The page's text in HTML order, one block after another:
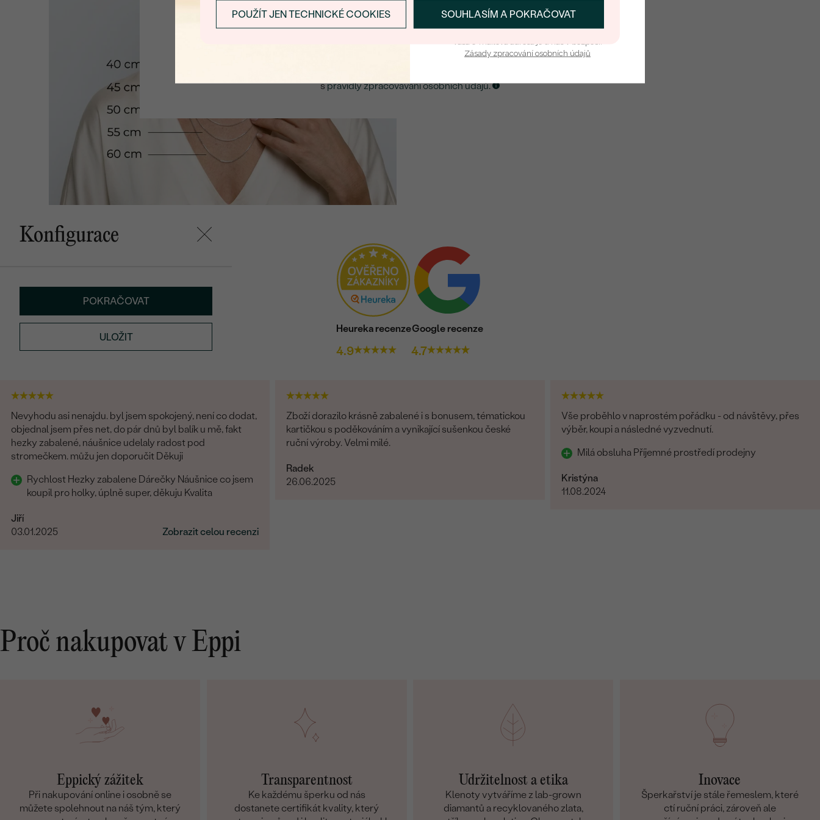
SOUHLASÍM A POKRAČOVAT
POUŽÍT JEN TECHNICKÉ COOKIES
Konfigurace
POKRAČOVAT
ULOŽIT
Heureka recenze
4.9
Google recenze
4.7
Nevyhodu asi nenajdu. byl jsem spokojený, není co dodat,
objednal jsem přes net, do pár dnů byl balík u mě, fakt
hezky zabalené, náušnice udelaly radost pod
stromečkem. můžu jen doporučit Děkuji
Rychlost Hezky zabalene Dárečky Náušnice co jsem
koupil pro holky, úplně super, děkuju Kvalita
Jiří
03.01.2025
Zobrazit celou recenzi
Zboží dorazilo krásně zabalené i s bonusem, tématickou
kartičkou s poděkováním a vynikající sušenkou české
ruční výroby. Velmi milé.
Radek
26.06.2025
Vše proběhlo v naprostém pořádku - od návštěvy, přes
výběr, koupi a následné vyzvednutí.
Milá obsluha Příjemné prostředí prodejny
Kristýna
11.08.2024
Proč nakupovat v Eppi
Eppický zážitek
Při nakupování online i osobně se
můžete spolehnout na náš tým, který
Transparentnost
Ke každému šperku od nás
dostanete certifikát kvality, který
Udržitelnost a etika
Klenoty vytváříme z lab-grown
diamantů a recyklovaného zlata,
Inovace
Šperkařství je stále řemeslem, které
ctí ruční práci, zároveň ale
ZASLAT UPOZORNĚNÍ NA TENTO
spravidly zpracovávání osobních údajů.
PŘIHLÁSIT SE A ZÍSKAT SLEVU
Zásady zpracování osobních údajů